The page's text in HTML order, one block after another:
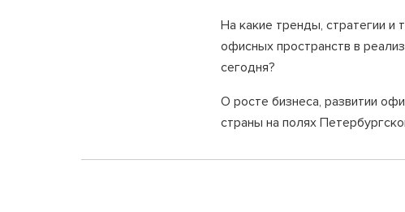
На какие тренды, стратегии и
офисных пространств в
сегодня?
О росте бизнеса, развитии
страны на полях